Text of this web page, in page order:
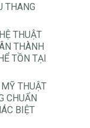
THANG
THUẬT
THÀNH
TỒN TẠI
THUẬT
CHUẨN
BIỆT